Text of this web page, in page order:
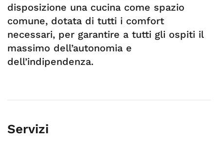
disposizione una cucina come spazio
comune, dotata di tutti i comfort
necessari, per garantire a tutti gli ospiti il
massimo dell’autonomia e
dell’indipendenza.
Servizi